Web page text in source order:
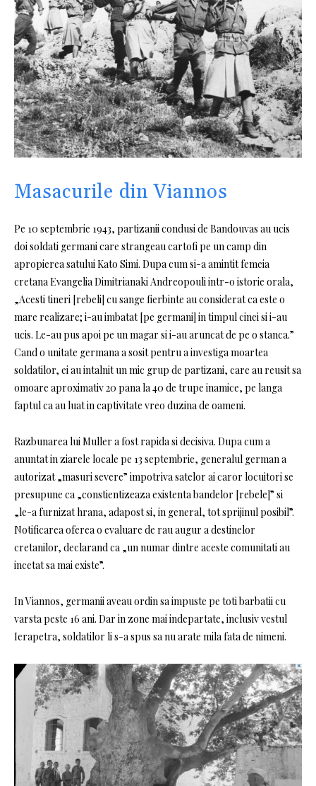
Masacurile din Viannos
Pe 10 septembrie 1943, partizanii condusi de Bandouvas au ucis
doi soldati germani care strangeau cartofi pe un camp din
apropierea satului Kato Simi. Dupa cum si-a amintit femeia
cretana Evangelia Dimitrianaki Andreopouli intr-o istorie orala,
„Acesti tineri [rebeli] cu sange fierbinte au considerat ca este o
mare realizare; i-au imbatat [pe germani] in timpul cinei si i-au
ucis. Le-au pus apoi pe un magar si i-au aruncat de pe o stanca.”
Cand o unitate germana a sosit pentru a investiga moartea
soldatilor, ei au intalnit un mic grup de partizani, care au reusit sa
omoare aproximativ 20 pana la 40 de trupe inamice, pe langa
faptul ca au luat in captivitate vreo duzina de oameni.
Razbunarea lui Muller a fost rapida si decisiva. Dupa cum a
anuntat in ziarele locale pe 13 septembrie, generalul german a
autorizat „masuri severe” impotriva satelor ai caror locuitori se
presupune ca „constientizeaza existenta bandelor [rebele]” si
„le-a furnizat hrana, adapost si, in general, tot sprijinul posibil”.
Notificarea oferea o evaluare de rau augur a destinelor
cretanilor, declarand ca „un numar dintre aceste comunitati au
incetat sa mai existe”.
In Viannos, germanii aveau ordin sa impuste pe toti barbatii cu
varsta peste 16 ani. Dar in zone mai indepartate, inclusiv vestul
Ierapetra, soldatilor li s-a spus sa nu arate mila fata de nimeni.